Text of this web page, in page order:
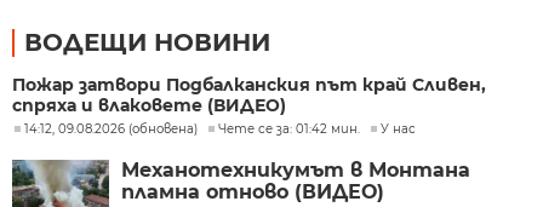
ВОДЕЩИ НОВИНИ
Пожар затвори Подбалканския път край Сливен,
спряха и влаковете (ВИДЕО)
14:12, 09.08.2026 (обновена) Чете се за: 01:42 мин. У нас
Механотехникумът в Монтана
пламна отново (ВИДЕО)